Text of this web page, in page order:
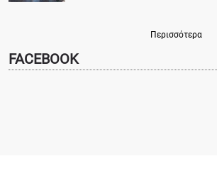
Περισσότερα
FACEBOOK